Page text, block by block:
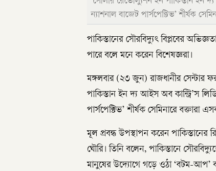
ন্যাশনাল বাজেট পার্সপেক্টিভ’ শীর্ষক
পাকিস্তানের সৌরবিদ্যুৎ বিপ্লবের
পারে বলে মনে করেন বিশেষজ্ঞরা।
মঙ্গলবার (২৩ জুন) রাজধানীর সেন্টার
পাকিস্তান ইন দ্য আইস অব কান্ট্রি’স
পার্সপেক্টিভ’ শীর্ষক সেমিনারে বক্তারা
মূল প্রবন্ধ উপস্থাপন করেন পাকিস্তানের
ঘৌরি। তিনি বলেন, পাকিস্তানে
মানুষের উদ্যোগে গড়ে ওঠা ‘বটম-আপ’ বা